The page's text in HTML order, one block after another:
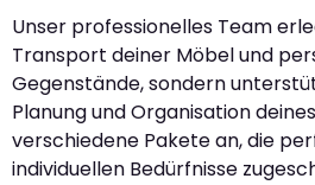
Unser professionelles Team
Transport deiner Möbel und
Gegenstände, sondern
Planung und Organisation
verschiedene Pakete an, die
individuellen Bedürfnisse